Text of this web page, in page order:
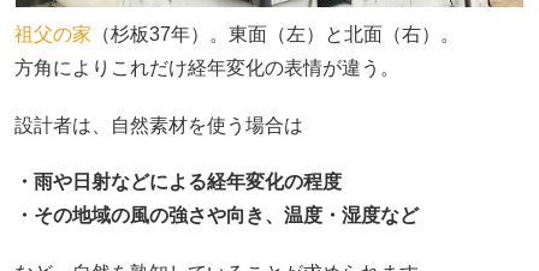
祖父の家 （杉板37年）。東面（左）と北面（右）。
方角によりこれだけ経年変化の表情が違う。
設計者は、自然素材を使う場合は
・雨や日射などによる経年変化の程度
・その地域の風の強さや向き、温度・湿度など